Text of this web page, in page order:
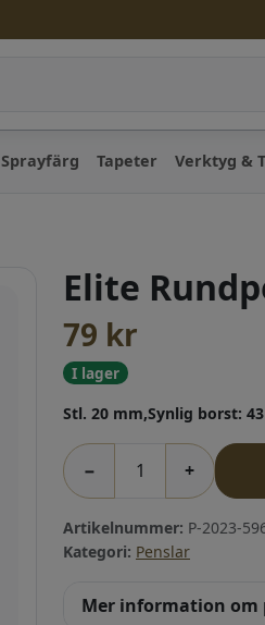
Sprayfärg Tapeter Verktyg &
Elite
79 kr
I lager
Stl. 20 mm,Synlig borst:
− +
Artikelnummer: P-2023-
Kategori: Penslar
Mer information om